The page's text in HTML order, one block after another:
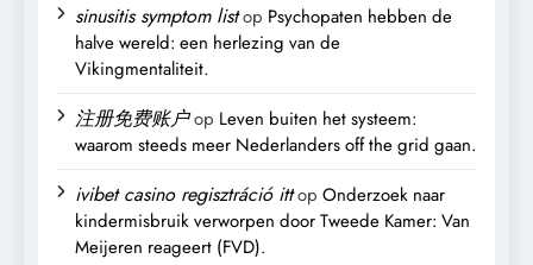
sinusitis symptom listop Psychopaten hebben de
halve wereld: een herlezing van de
Vikingmentaliteit.
注册免费账户op Leven buiten het systeem:
waarom steeds meer Nederlanders off the grid gaan.
ivibet casino regisztráció ittop Onderzoek naar
kindermisbruik verworpen door Tweede Kamer: Van
Meijeren reageert (FVD).